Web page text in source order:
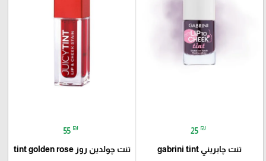
25 ₪
تنت چابريني gabrini tint
55 ₪
تنت چولدين روز tint golden rose